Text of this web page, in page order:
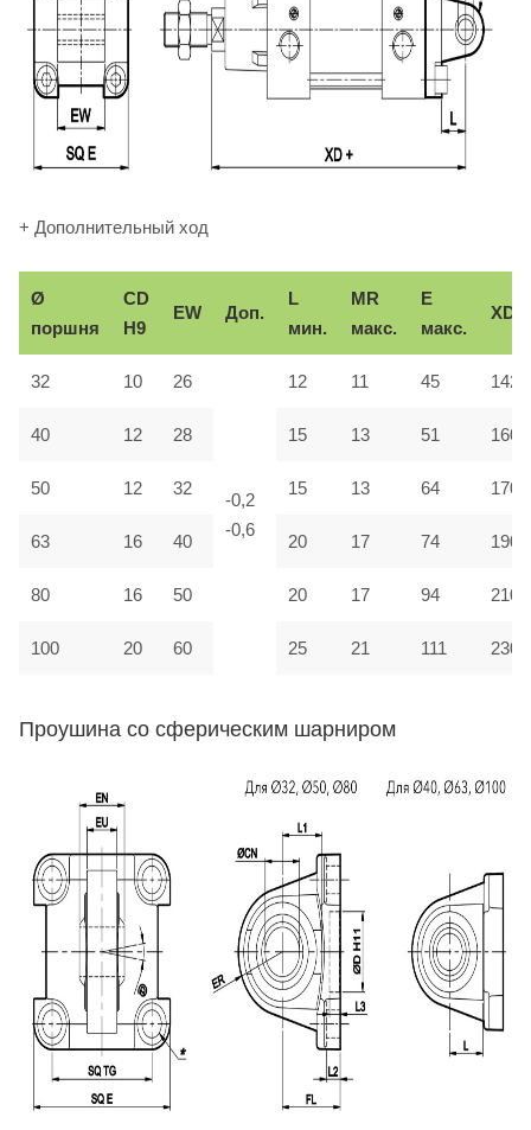
+ Дополнительный ход
Ø
поршня
CD
H9
EW Доп.
L
мин.
MR
макс.
E
макс.
XD
32 10 26
-0,2
-0,6
12 11 45 142
40 12 28 15 13 51 160
50 12 32 15 13 64 170
63 16 40 20 17 74 190
80 16 50 20 17 94 210
100 20 60 25 21 111 230
Проушина со сферическим шарниром